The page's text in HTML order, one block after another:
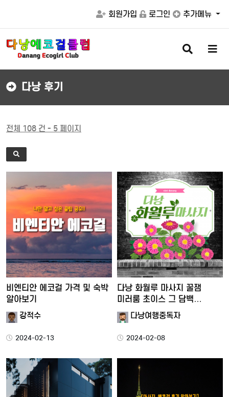
회원가입 로그인 추가메뉴
검
색
버
메
버
다낭 후기
전체 108 건 - 5 페이지
비엔티안 에코걸 가격 및 숙박
알아보기
강적수
2024-02-13
다낭 화월루 마사지 꿀잼
미러룸 초이스 그 담백
솔직한…
다낭여행중독자
2024-02-08